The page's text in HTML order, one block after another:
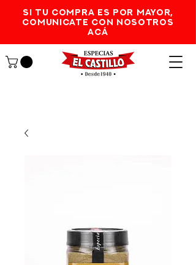
SI TU COMPRA ES POR MAYOR,
comunicate con nosotros
acá